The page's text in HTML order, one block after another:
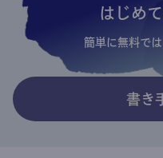
はじめ
簡単に無料で
書き